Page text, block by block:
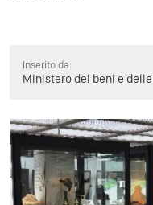
Inserito da:
Ministero dei beni e